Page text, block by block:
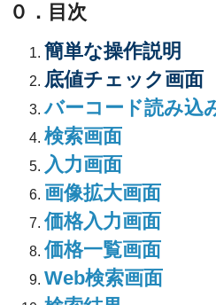
０．目次
簡単な操作説明
底値チェック画面
バーコード読み込
検索画面
入力画面
画像拡大画面
価格入力画面
価格一覧画面
Web検索画面